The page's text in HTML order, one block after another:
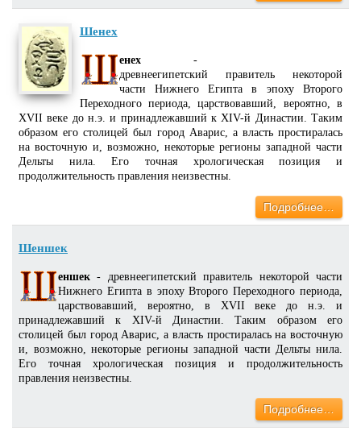
Шенех
енех-
древнеегипетский правитель некоторой
части Нижнего Египта в эпоху Второго
Переходного периода, царствовавший, вероятно, в
XVII веке до н.э. и принадлежавший к XIV-й Династии. Таким
образом его столицей был город Аварис, а власть простиралась
на восточную и, возможно, некоторые регионы западной части
Дельты нила. Его точная хрологическая позиция и
продолжительность правления неизвестны.
Подробнее…
Шеншек
еншек - древнеегипетский правитель некоторой части
Нижнего Египта в эпоху Второго Переходного периода,
царствовавший, вероятно, в XVII веке до н.э. и
принадлежавший к XIV-й Династии. Таким образом его
столицей был город Аварис, а власть простиралась на восточную
и, возможно, некоторые регионы западной части Дельты нила.
Его точная хрологическая позиция и продолжительность
правления неизвестны.
Подробнее…